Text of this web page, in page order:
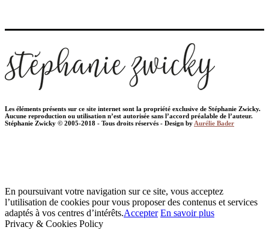
Les éléments présents sur ce site internet sont la propriété exclusive de Stéphanie Zwicky.
Aucune reproduction ou utilisation n’est autorisée sans l’accord préalable de l’auteur.
Stéphanie Zwicky © 2005-2018 - Tous droits réservés - Design byAurélie Bader
En poursuivant votre navigation sur ce site, vous acceptez
l’utilisation de cookies pour vous proposer des contenus et services
adaptés à vos centres d’intérêts.Accepter En savoir plus
Privacy & Cookies Policy